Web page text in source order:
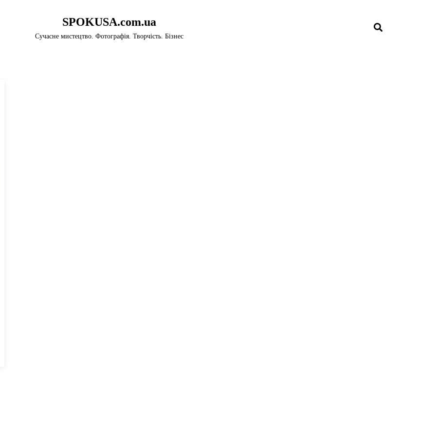
SPOKUSA.com.ua
Сучасне мистецтво. Фотографія. Творчість. Бізнес